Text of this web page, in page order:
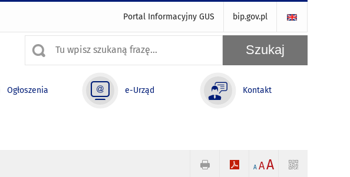
Portal Informacyjny GUS bip.gov.pl
Ogłoszenia e-Urząd Kontakt
A AA